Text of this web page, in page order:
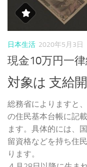
日本生活 2020年5月3日
現金10万円一
対象は 支給
総務省によりますと
の住民基本台帳に記
ます。具体的には、
留資格などを持ち住
ります。